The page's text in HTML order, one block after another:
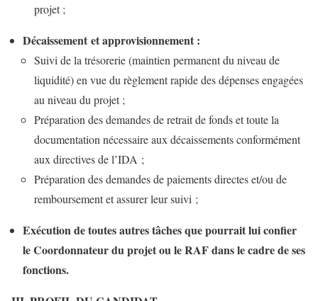
projet ;
Décaissement et approvisionnement :
Suivi de la trésorerie (maintien permanent du niveau de
liquidité) en vue du règlement rapide des dépenses engagées
au niveau du projet ;
Préparation des demandes de retrait de fonds et toute la
documentation nécessaire aux décaissements conformément
aux directives de l’IDA ;
Préparation des demandes de paiements directes et/ou de
remboursement et assurer leur suivi ;
Exécution de toutes autres tâches que pourrait lui confier
le Coordonnateur du projet ou le RAF dans le cadre de ses
fonctions.